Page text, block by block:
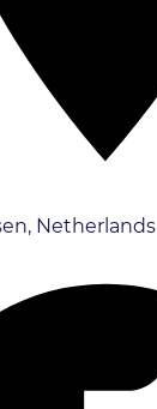
Netherlands